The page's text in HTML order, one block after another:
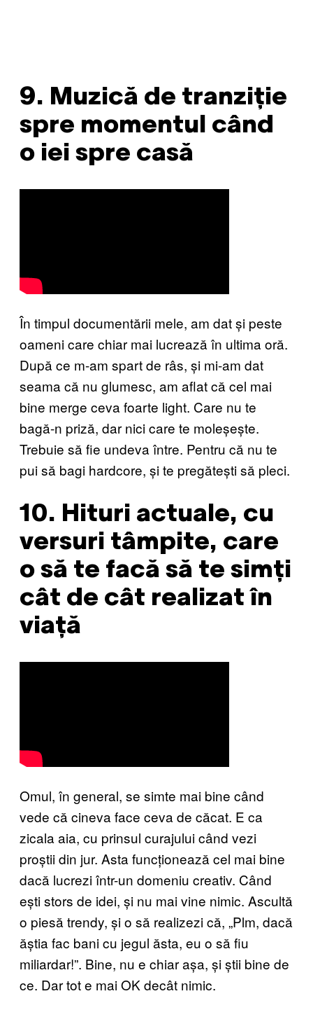
9. Muzică de tranziție
spre momentul când
o iei spre casă
În timpul documentării mele, am dat și peste
oameni care chiar mai lucrează în ultima oră.
După ce m-am spart de râs, și mi-am dat
seama că nu glumesc, am aflat că cel mai
bine merge ceva foarte light. Care nu te
bagă-n priză, dar nici care te moleșește.
Trebuie să fie undeva între. Pentru că nu te
pui să bagi hardcore, și te pregătești să pleci.
10. Hituri actuale, cu
versuri tâmpite, care
o să te facă să te simți
cât de cât realizat în
viață
Omul, în general, se simte mai bine când
vede că cineva face ceva de căcat. E ca
zicala aia, cu prinsul curajului când vezi
proștii din jur. Asta funcționează cel mai bine
dacă lucrezi într-un domeniu creativ. Când
ești stors de idei, și nu mai vine nimic. Ascultă
o piesă trendy, și o să realizezi că, „Plm, dacă
ăștia fac bani cu jegul ăsta, eu o să fiu
miliardar!”. Bine, nu e chiar așa, și știi bine de
ce. Dar tot e mai OK decât nimic.